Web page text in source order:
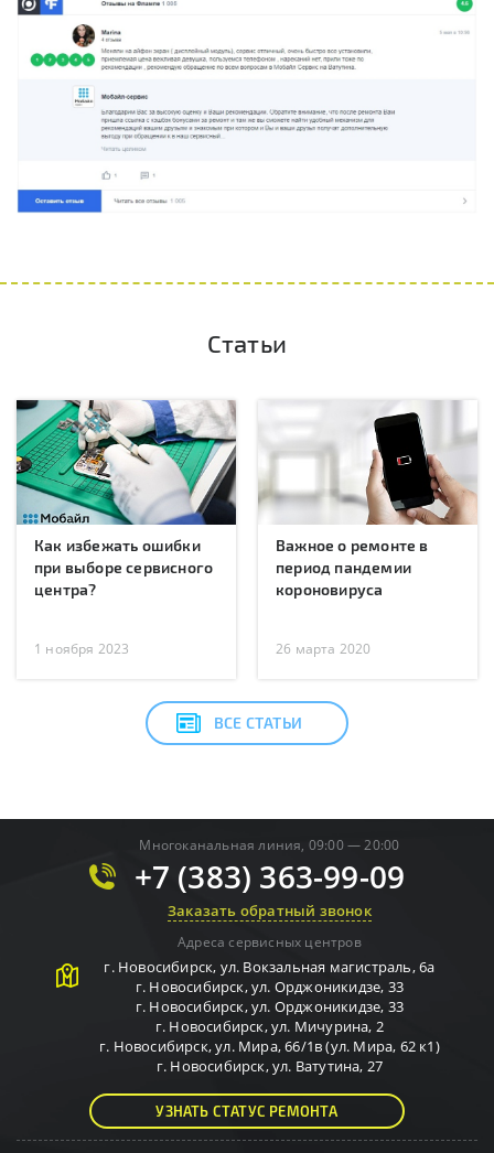
Статьи
Как избежать ошибки
при выборе сервисного
центра?
1 ноября 2023
Важное о ремонте в
период пандемии
короновируса
26 марта 2020
ВСЕ СТАТЬИ
Многоканальная линия, 09:00 — 20:00
+7 (383) 363-99-09
Заказать обратный звонок
Адреса сервисных центров
г. Новосибирск, ул. Вокзальная магистраль, 6а
г. Новосибирск,ул. Орджоникидзе, 33
г. Новосибирск,ул. Орджоникидзе, 33
г. Новосибирск,ул. Мичурина, 2
г. Новосибирск,ул. Мира, 66/1в (ул. Мира, 62 к1)
г. Новосибирск,ул. Ватутина, 27
УЗНАТЬ СТАТУС РЕМОНТА